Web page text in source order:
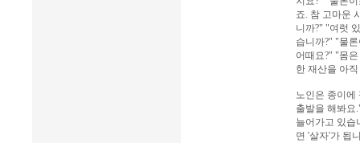
죠. 참 고마운
니까?" "여럿
습니까?" "물
어때요?" "몸
한 재산을 아
노인은 종이에
출발을 해봐요
늘어가고 있습
면 '살자'가 됩